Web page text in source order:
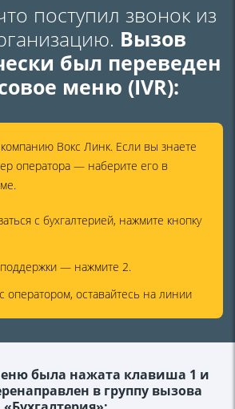
поступил звонок из
Вызов
был переведен
меню (IVR):
Вокс Линк. Если вы знаете
оператора — наберите его в
с бухгалтерией, нажмите кнопку
— нажмите 2.
оператором, оставайтесь на линии
была нажата клавиша 1 и
в группу вызова